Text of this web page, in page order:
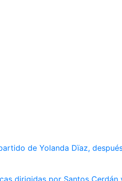
de Yolanda Dïaz,
dirigidas por Santos